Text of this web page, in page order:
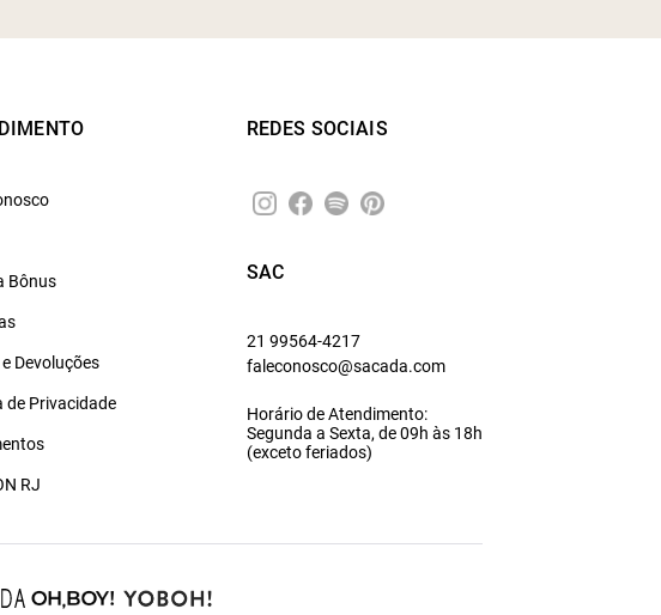
Bônus
Devoluções
de Privacidade
RJ
REDES SOCIAIS
SAC
21 99564-4217
faleconosco@sacada.com
Horário de Atendimento:
Segunda a Sexta, de 09h às 18h
(exceto feriados)